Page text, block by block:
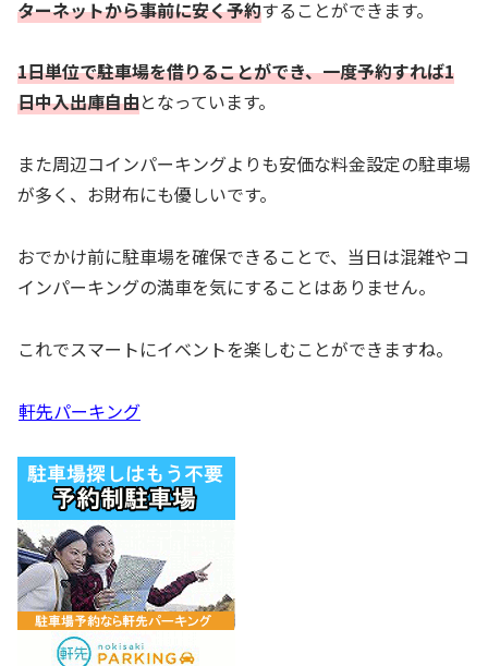
ターネットから事前に安く予約することができます。
1日単位で駐車場を借りることができ、一度予約すれば1
日中入出庫自由となっています。
また周辺コインパーキングよりも安価な料金設定の駐車場
が多く、お財布にも優しいです。
おでかけ前に駐車場を確保できることで、当日は混雑やコ
インパーキングの満車を気にすることはありません。
これでスマートにイベントを楽しむことができますね。
軒先パーキング